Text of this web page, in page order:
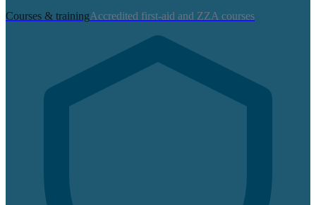
Courses & trainingAccredited first-aid and ZZA courses